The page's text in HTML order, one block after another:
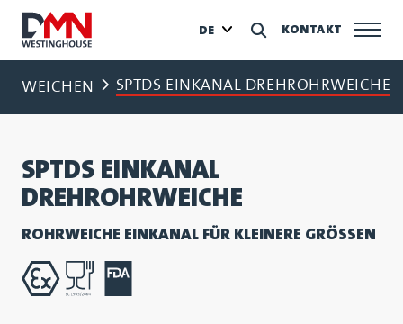
KONTAKT
DE
WEICHEN SPTDS EINKANAL DREHROHRWEICHE
SPTDS EINKANAL
DREHROHRWEICHE
ROHRWEICHE EINKANAL FÜR KLEINERE GRÖSSEN